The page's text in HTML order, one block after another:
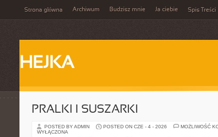
Strona główna Archiwum Budzisz mnie Ja ciebie Spis Treści
HEJKA
PRALKI I SUSZARKI
POSTED BY ADMIN POSTED ON CZE - 4 - 2026
MOŻLIWOŚĆ
WYŁĄCZONA